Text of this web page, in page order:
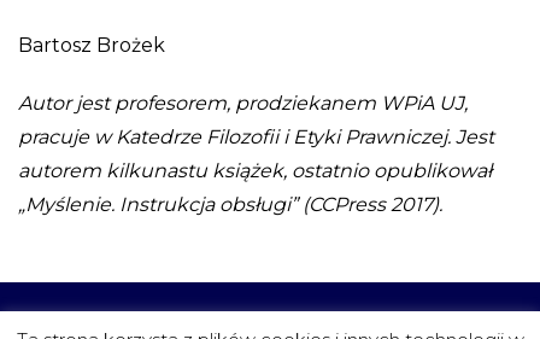
Bartosz Brożek
Autor jest profesorem, prodziekanem WPiA UJ,
pracuje w Katedrze Filozofii i Etyki Prawniczej. Jest
autorem kilkunastu książek, ostatnio opublikował
„Myślenie. Instrukcja obsługi” (CCPress 2017).
CZYTELNIA FUNDACJA PROJEKTY KONTAKT